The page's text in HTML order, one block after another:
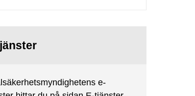
e-